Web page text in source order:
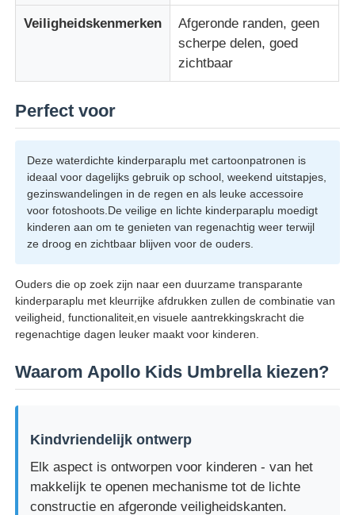
Veiligheidskenmerken
Afgeronde randen, geen
scherpe delen, goed
zichtbaar
Perfect voor
Deze waterdichte kinderparaplu met cartoonpatronen is
ideaal voor dagelijks gebruik op school, weekend uitstapjes,
gezinswandelingen in de regen en als leuke accessoire
voor fotoshoots.De veilige en lichte kinderparaplu moedigt
kinderen aan om te genieten van regenachtig weer terwijl
ze droog en zichtbaar blijven voor de ouders.
Ouders die op zoek zijn naar een duurzame transparante
kinderparaplu met kleurrijke afdrukken zullen de combinatie van
veiligheid, functionaliteit,en visuele aantrekkingskracht die
regenachtige dagen leuker maakt voor kinderen.
Waarom Apollo Kids Umbrella kiezen?
Kindvriendelijk ontwerp
Elk aspect is ontworpen voor kinderen - van het
makkelijk te openen mechanisme tot de lichte
constructie en afgeronde veiligheidskanten.